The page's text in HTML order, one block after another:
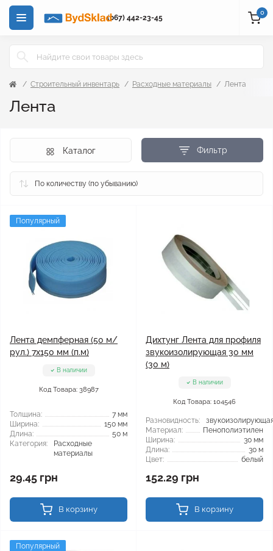
(067) 442-23-45
0
Строительный инвентарь Расходные материалы Лента
Лента
Фильтр
Каталог
Популярный
Лента демпферная (50 м/
рул.) 7x150 мм (п.м)
В наличии
Код Товара: 38987
Толщина:
7 мм
Ширина:
150 мм
Длина:
50 м
Категория:
Расходные
материалы
29.45 грн
В корзину
Дихтунг Лента для профиля
звукоизолирующая 30 мм
(30 м)
В наличии
Код Товара: 104546
Разновидность:
Материал:
Пенополиэтилен
Ширина:
30 мм
Длина:
30 м
Цвет:
белый
152.29 грн
В корзину
Популярный